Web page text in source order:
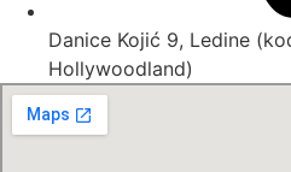
Danice Kojić 9, Ledine
Hollywoodland)